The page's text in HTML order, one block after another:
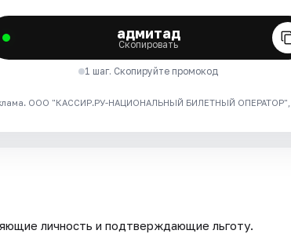
адмитад
Скопировать
1 шаг. Скопируйте промокод
ООО "КАССИР.РУ-НАЦИОНАЛЬНЫЙ БИЛЕТНЫЙ ОПЕРАТОР",
личность и подтверждающие льготу.